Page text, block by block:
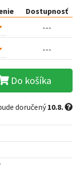
Dostupnosť
---
---
Do košíka
doručený10.8.